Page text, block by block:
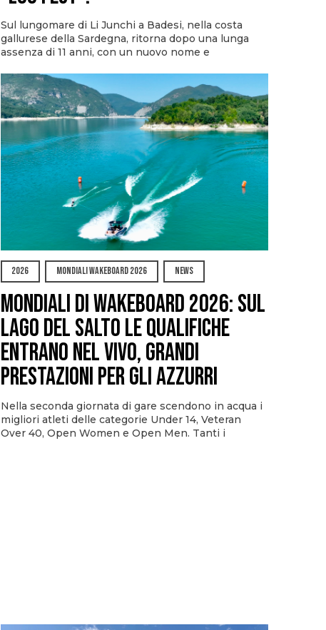
Sul lungomare di Li Junchi a Badesi, nella costa
gallurese della Sardegna, ritorna dopo una lunga
assenza di 11 anni, con un nuovo nome e
2026 MONDIALI WAKEBOARD 2026 NEWS
Mondiali di Wakeboard 2026: sul
Lago del Salto le qualifiche
entrano nel vivo, grandi
prestazioni per gli azzurri
Nella seconda giornata di gare scendono in acqua i
migliori atleti delle categorie Under 14, Veteran
Over 40, Open Women e Open Men. Tanti i